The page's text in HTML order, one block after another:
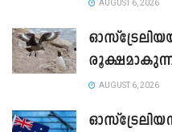
AUGUST 6, 2026
AUGUST 6, 2026